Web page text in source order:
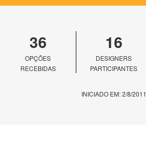
36
OPÇÕES
RECEBIDAS
16
DESIGNERS
PARTICIPANTES
INICIADO EM: 2/8/2011